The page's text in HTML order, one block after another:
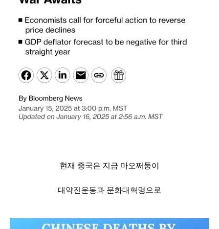
현재 중국은 지금 마오쩌둥이
대약진운동과 문화대혁명으로